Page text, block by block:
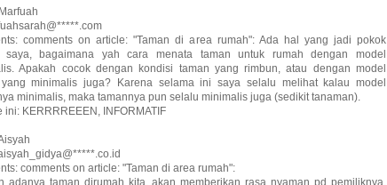
comments on article: "Taman di area rumah": Ada hal yang jadi pokok
saya, bagaimana yah cara menata taman untuk rumah dengan model
Apakah cocok dengan kondisi taman yang rimbun, atau dengan model
minimalis juga? Karena selama ini saya selalu melihat kalau model
minimalis, maka tamannya pun selalu minimalis juga (sedikit tanaman).
ini: KERRRREEEN, INFORMATIF
comments on article: "Taman di area rumah":
adanya taman dirumah kita, akan memberikan rasa nyaman pd pemiliknya,